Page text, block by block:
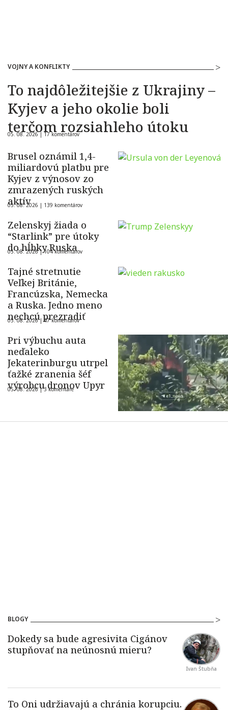
VOJNY A KONFLIKTY
To najdôležitejšie z Ukrajiny –
Kyjev a jeho okolie boli
terčom rozsiahleho útoku
05. 08. 2026 | 17 komentárov
Brusel oznámil 1,4-
miliardovú platbu pre
Kyjev z výnosov zo
zmrazených ruských
aktív
05. 08. 2026 | 139 komentárov
Zelenskyj žiada o
“Starlink” pre útoky
do hĺbky Ruska
05. 08. 2026 |104 komentárov
Tajné stretnutie
Veľkej Británie,
Francúzska, Nemecka
a Ruska. Jedno meno
nechcú prezradiť
05. 08. 2026 |47 komentárov
Pri výbuchu auta
neďaleko
Jekaterinburgu utrpel
ťažké zranenia šéf
výrobcu dronov Upyr
05. 08. 2026 |3 komentáre
BLOGY
Ivan Štubňa